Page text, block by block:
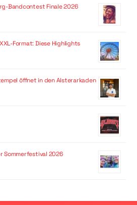
Bandcontest Finale 2026
Format: Diese Highlights
öffnet in den Alsterarkaden
Sommerfestival 2026